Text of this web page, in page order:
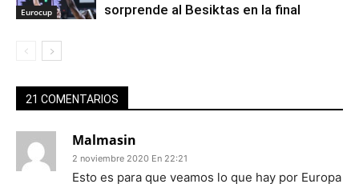
Eurocup
sorprende al Besiktas en la final
21 COMENTARIOS
Malmasin
2 noviembre 2020 En 22:21
Esto es para que veamos lo que hay por Europa